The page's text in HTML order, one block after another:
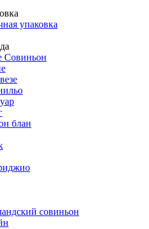
упаковка
Совиньон
блан
совиньон